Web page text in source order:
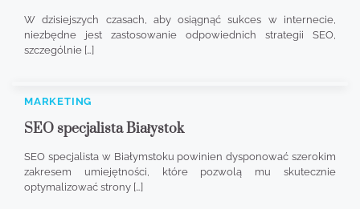
W dzisiejszych czasach, aby osiągnąć sukces w internecie,
niezbędne jest zastosowanie odpowiednich strategii SEO,
szczególnie […]
MARKETING
SEO specjalista Białystok
SEO specjalista w Białymstoku powinien dysponować szerokim
zakresem umiejętności, które pozwolą mu skutecznie
optymalizować strony […]